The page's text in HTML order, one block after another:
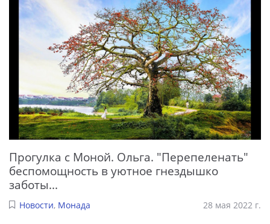
Прогулка с Моной. Ольга. "Перепеленать"
беспомощность в уютное гнездышко
заботы...
Новости, Монада 28 мая 2022 г.